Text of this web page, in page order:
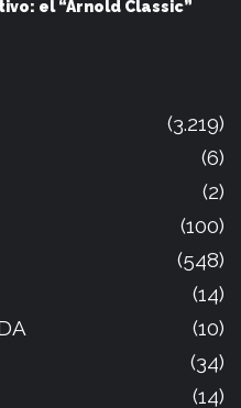
el “Arnold Classic”
(3.219)
(6)
(2)
(100)
(548)
(14)
(10)
(34)
(14)